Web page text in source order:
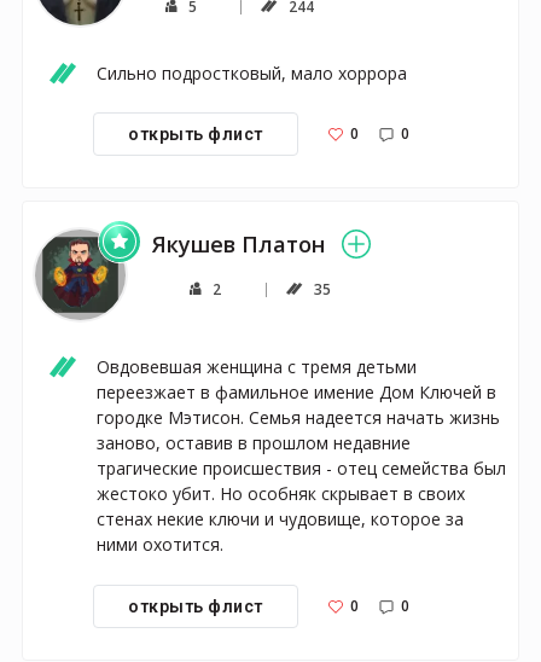
5 244
Сильно подростковый, мало хоррора
открыть флист 0 0
Якушев Платон
2 35
Овдовевшая женщина с тремя детьми
переезжает в фамильное имение Дом Ключей в
городке Мэтисон. Семья надеется начать жизнь
заново, оставив в прошлом недавние
трагические происшествия - отец семейства был
жестоко убит. Но особняк скрывает в своих
стенах некие ключи и чудовище, которое за
ними охотится.
открыть флист 0 0